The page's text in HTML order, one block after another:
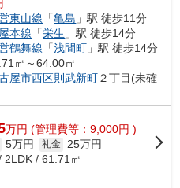
東山線 「亀島 」駅 徒歩11分
本線 「栄生 」駅 徒歩14分
鶴舞線 「浅間町 」駅 徒歩14分
㎡～64.00㎡
屋市西区則武新町２丁目(未確
万円 (管理費等：9,000円 )
5万円 礼金 25万円
2LDK / 61.71㎡